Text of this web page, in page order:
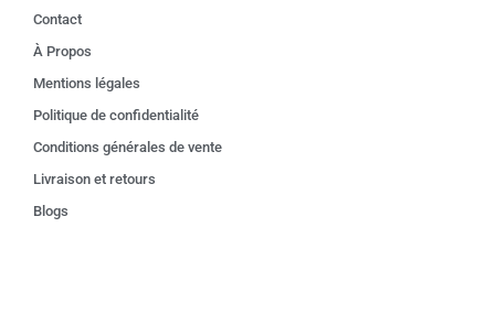
Contact
À Propos
Mentions légales
Politique de confidentialité
Conditions générales de vente
Livraison et retours
Blogs